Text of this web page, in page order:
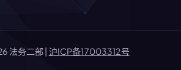
法务二部 | 沪ICP备17003312号